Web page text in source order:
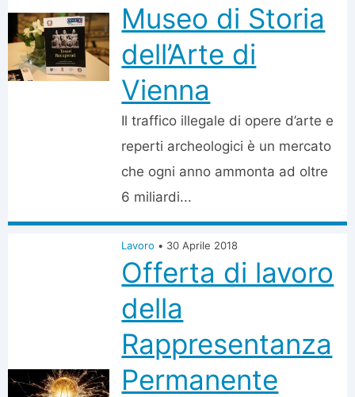
Museo di Storia
dell’Arte di
Vienna
Il traffico illegale di opere d’arte e
reperti archeologici è un mercato
che ogni anno ammonta ad oltre
6 miliardi...
Lavoro • 30 Aprile 2018
Offerta di lavoro
della
Rappresentanza
Permanente